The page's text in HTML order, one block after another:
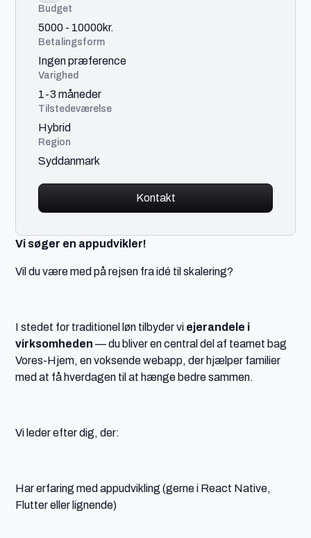
Vi søger en appudvikler!
Vil du være med på rejsen fra idé til skalering?
I stedet for traditionel løn tilbyder viejerandele i
virksomheden— du bliver en central del af teamet bag
Vores-Hjem, en voksende webapp, der hjælper familier
med at få hverdagen til at hænge bedre sammen.
Vi leder efter dig, der:
Har erfaring med appudvikling (gerne i React Native,
Flutter eller lignende)
Budget
5000 - 10000kr.
Betalingsform
Ingen præference
Varighed
1-3 måneder
Tilstedeværelse
Hybrid
Region
Syddanmark
Kontakt